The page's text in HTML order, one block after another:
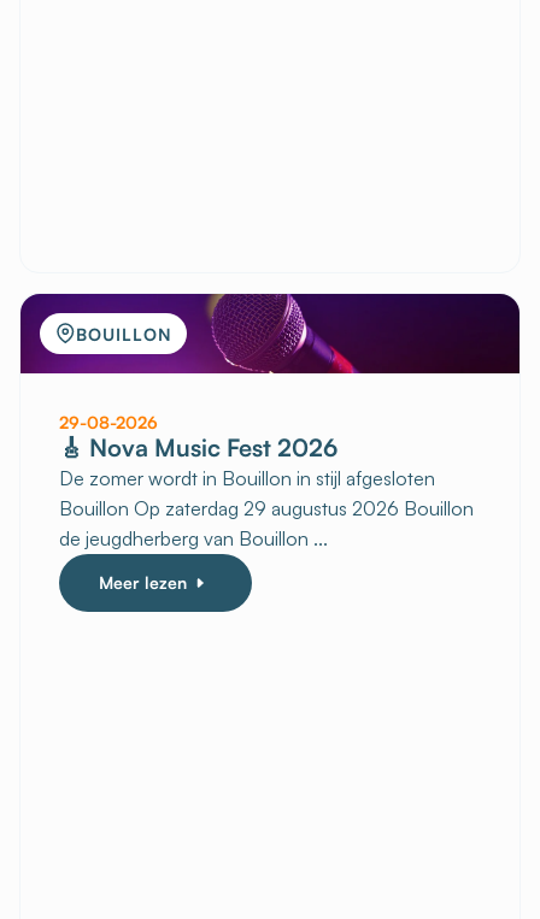
BOUILLON
29-08-2026
🎸 Nova Music Fest 2026
De zomer wordt in Bouillon in stijl afgesloten
Bouillon Op zaterdag 29 augustus 2026 Bouillon
de jeugdherberg van Bouillon ...
Meer lezen